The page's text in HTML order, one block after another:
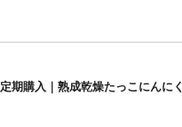
定期購入｜熟成乾燥たっこにんにく